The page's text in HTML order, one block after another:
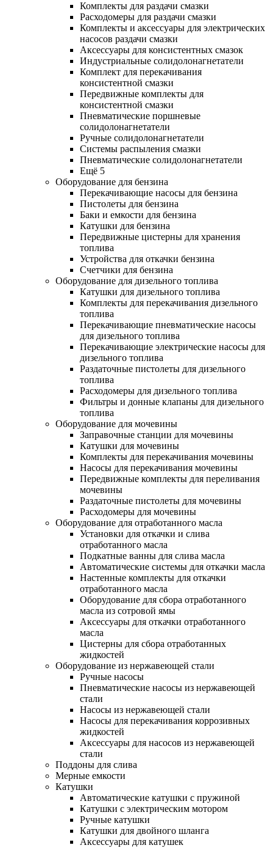
Комплекты для раздачи смазки
Расходомеры для раздачи смазки
Комплекты и аксессуары для электрических
насосов раздачи смазки
Аксессуары для консистентных смазок
Индустриальные солидолонагнетатели
Комплект для перекачивания
консистентной смазки
Передвижные комплекты для
консистентной смазки
Пневматические поршневые
солидолонагнетатели
Ручные солидолонагнетатели
Системы распыления смазки
Пневматические солидолонагнетатели
Ещё 5
Оборудование для бензина
Перекачивающие насосы для бензина
Пистолеты для бензина
Баки и емкости для бензина
Катушки для бензина
Передвижные цистерны для хранения
топлива
Устройства для откачки бензина
Счетчики для бензина
Оборудование для дизельного топлива
Катушки для дизельного топлива
Комплекты для перекачивания дизельного
топлива
Перекачивающие пневматические насосы
для дизельного топлива
Перекачивающие электрические насосы для
дизельного топлива
Раздаточные пистолеты для дизельного
топлива
Расходомеры для дизельного топлива
Фильтры и донные клапаны для дизельного
топлива
Оборудование для мочевины
Заправочные станции для мочевины
Катушки для мочевины
Комплекты для перекачивания мочевины
Насосы для перекачивания мочевины
Передвижные комплекты для переливания
мочевины
Раздаточные пистолеты для мочевины
Расходомеры для мочевины
Оборудование для отработанного масла
Установки для откачки и слива
отработанного масла
Подкатные ванны для слива масла
Автоматические системы для откачки масла
Настенные комплекты для откачки
отработанного масла
Оборудование для сбора отработанного
масла из сотровой ямы
Аксессуары для откачки отработанного
масла
Цистерны для сбора отработанных
жидкостей
Оборудование из нержавеющей стали
Ручные насосы
Пневматические насосы из нержавеющей
стали
Насосы из нержавеющей стали
Насосы для перекачивания коррозивных
жидкостей
Аксессуары для насосов из нержавеющей
стали
Поддоны для слива
Мерные емкости
Катушки
Автоматические катушки с пружиной
Катушки с электрическим мотором
Ручные катушки
Катушки для двойного шланга
Аксессуары для катушек